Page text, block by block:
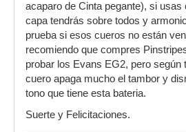
acaparo de Cinta pegante), si usas
capa tendrás sobre todos y
prueba si esos cueros no están
recomiendo que compres
probar los Evans EG2, pero según
cuero apaga mucho el tambor y
tono que tiene esta bateria.
Suerte y Felicitaciones.